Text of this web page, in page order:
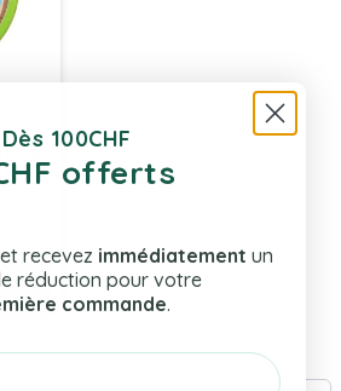
Dès 100CHF
offerts
recevez immédiatement un
réduction pour votre
commande.